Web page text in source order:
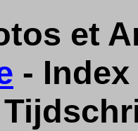
et
-